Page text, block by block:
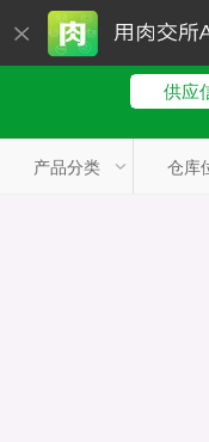
供应
产品分类 仓库